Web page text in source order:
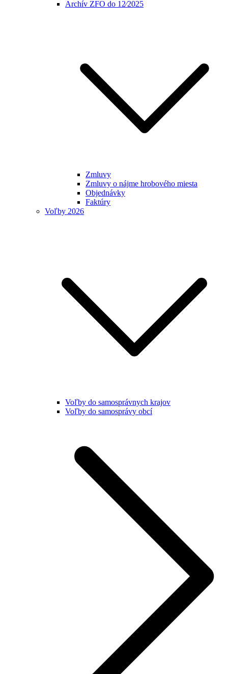
Archív ZFO do 12⁄2025
Zmluvy
Zmluvy o nájme hrobového miesta
Objednávky
Faktúry
Voľby 2026
Voľby do samosprávnych krajov
Voľby do samosprávy obcí